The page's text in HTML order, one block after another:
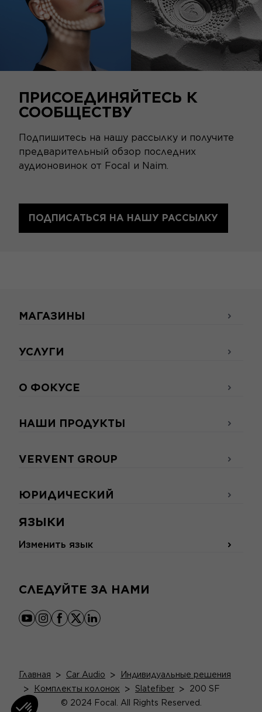
ПРИСОЕДИНЯЙТЕСЬ К
СООБЩЕСТВУ
Подпишитесь на нашу рассылку и получите
предварительный обзор последних
аудионовинок от Focal и Naim.
ПОДПИСАТЬСЯ НА НАШУ РАССЫЛКУ
ЯЗЫКИ
Изменить язык
СЛЕДУЙТЕ ЗА НАМИ
youtube
instagram
facebook
x linkedin
МАГАЗИНЫ
УСЛУГИ
О ФОКУСЕ
НАШИ ПРОДУКТЫ
VERVENT GROUP
ЮРИДИЧЕСКИЙ
Главная > Car Audio > Индивидуальные решения
> Комплекты колонок > Slatefiber >
200 SF
© 2024 Focal. All Rights Reserved.